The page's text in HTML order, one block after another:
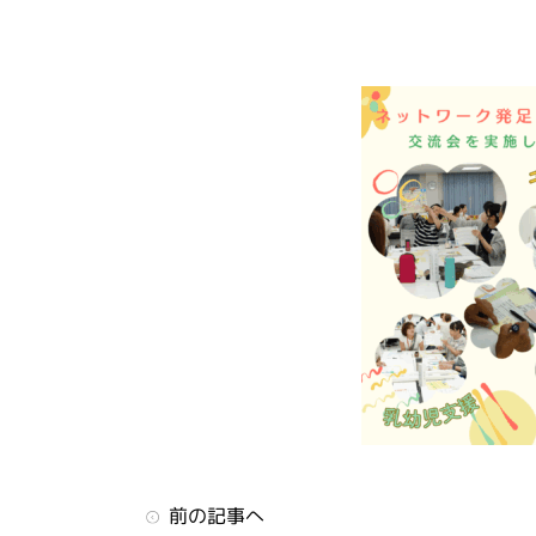
前の記事へ